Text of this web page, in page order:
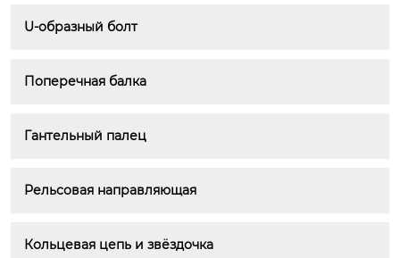
U-образный болт
Поперечная балка
Гантельный палец
Рельсовая направляющая
Кольцевая цепь и звёздочка